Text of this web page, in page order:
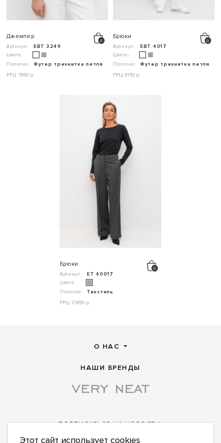
Джемпер
Артикул:
ЕВТ 3249
Цвета:
Полотно:
Футер трехнитка петля
РРЦ: 7950 р.
Брюки
Артикул:
ЕВТ 4017
Цвета:
Полотно:
Футер трехнитка петля
РРЦ: 6150 р.
Брюки
Артикул:
ЕТ 40017
Цвета:
Полотно:
Текстиль
РРЦ: 21450 р.
О НАС
НАШИ БРЕНДЫ
ПОДПИСАТЬСЯ НА НОВОСТИ:
ПОДПИСАТЬСЯ
Этот сайт использует cookies